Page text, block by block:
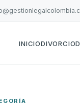
INICIODIVORCIO